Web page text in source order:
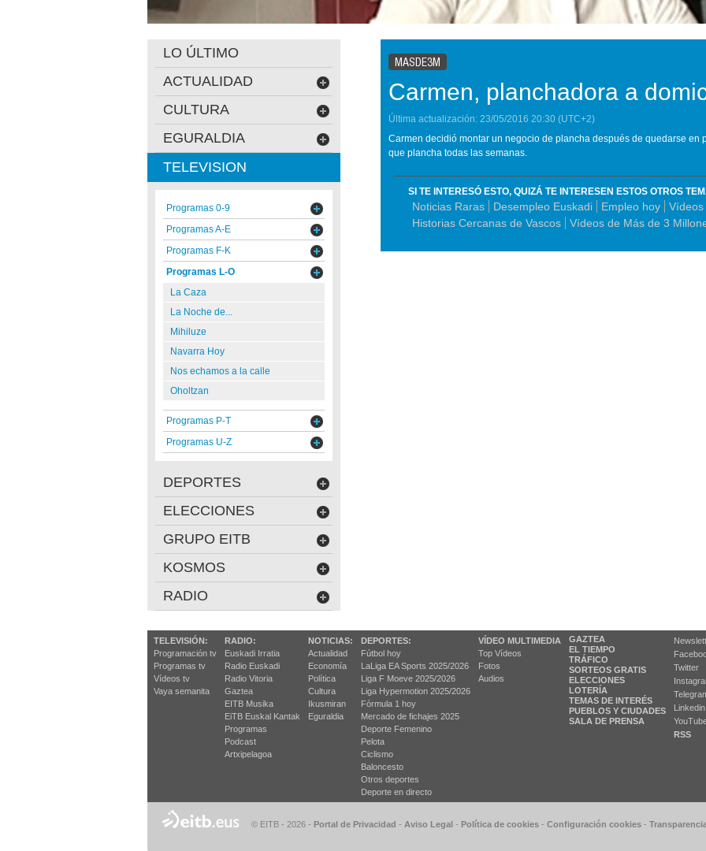
MASDE3M
Carmen, planchadora a
Última actualización: 23/05/2016 20:30 (UTC+2)
Carmen decidió montar un negocio de plancha después de quedarse en
que plancha todas las semanas.
SI TE INTERESÓ ESTO, QUIZÁ TE INTERESEN ESTOS OTROS
Noticias Raras Desempleo Euskadi Empleo hoy
Vídeos
Historias Cercanas de Vascos
Vídeos de Más de 3
LO ÚLTIMO
ACTUALIDAD
CULTURA
EGURALDIA
TELEVISION
Programas 0-9
Programas A-E
Programas F-K
Programas L-O
La Caza
La Noche de...
Mihiluze
Navarra Hoy
Nos echamos a la calle
Oholtzan
Programas P-T
Programas U-Z
DEPORTES
ELECCIONES
GRUPO EITB
KOSMOS
RADIO
TELEVISIÓN:
Programación tv
Programas tv
Vídeos tv
Vaya semanita
RADIO:
Euskadi Irratia
Radio Euskadi
Radio Vitoria
Gaztea
EITB Musika
EiTB Euskal Kantak
Programas
Podcast
Artxipelagoa
NOTICIAS:
Actualidad
Economía
Política
Cultura
Ikusmiran
Eguraldia
DEPORTES:
Fútbol hoy
LaLiga EA Sports 2025/2026
Liga F Moeve 2025/2026
Liga Hypermotion 2025/2026
Fórmula 1 hoy
Mercado de fichajes 2025
Deporte Femenino
Pelota
Ciclismo
Baloncesto
Otros deportes
Deporte en directo
VÍDEO MULTIMEDIA
Top Vídeos
Fotos
Audios
GAZTEA
EL TIEMPO
TRÁFICO
SORTEOS GRATIS
ELECCIONES
LOTERÍA
TEMAS DE INTERÉS
PUEBLOS Y CIUDADES
SALA DE PRENSA
Twitter
Linkedin
RSS
© EITB - 2026 - Portal de Privacidad - Aviso Legal - Política de cookies - Configuración cookies -